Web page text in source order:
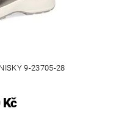
9-23705-28
Kč